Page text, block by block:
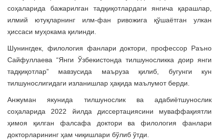
соҳаларида бажарилган тадқиқотлардаги янгича қарашлар,
илмий ютуқларнинг илм-фан ривожига қўшаётган улкан
ҳиссаси муҳокама қилинди.
Шунингдек, филология фанлари доктори, профессор Раъно
Сайфуллаева “Янги Ўзбекистонда тилшуносликка доир янги
тадқиқотлар” мавзусида маъруза қилиб, бугунги кун
тилшунослигидаги изланишлар ҳақида маълумот берди.
Анжуман якунида тилшунослик ва адабиётшунослик
соҳаларида 2022 йилда диссертациясини муваффақиятли
ҳимоя қилган фалсафа доктори ва филология фанлари
докторларининг ҳам чиқишлари бўлиб ўтди.